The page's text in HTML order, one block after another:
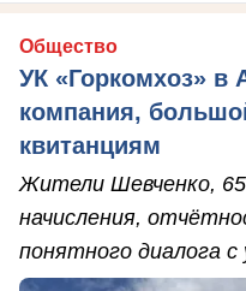
Общество
УК «Горкомхоз» в
компания,
квитанциям
Жители Шевченко,
начисления,
понятного диалога